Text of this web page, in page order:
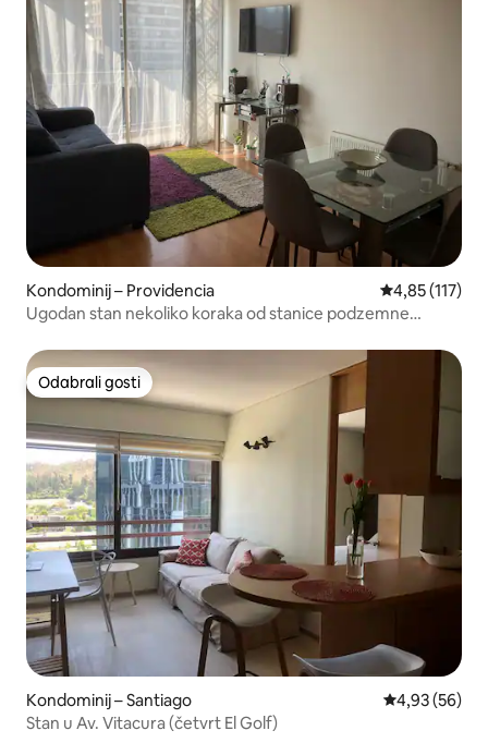
Kondominij – Providencia Prosječna
4,85 (117)
Ugodan stan nekoliko koraka od stanice podzemne
Odabrali gosti
Odabrali gosti
Kondominij – Santiago Prosječna
4,93 (56)
Stan u Av. Vitacura (četvrt El Golf)